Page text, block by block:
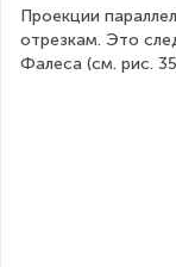
Проекции
отрезкам. Это
Фалеса (см. рис.